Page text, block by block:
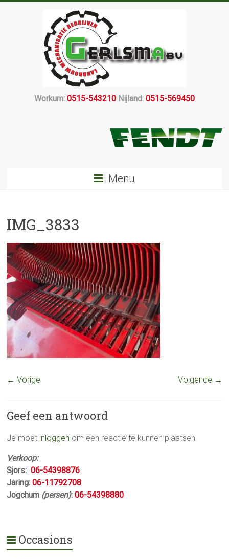
Workum: 0515-543210Nijland: 0515-569450
Menu
IMG_3833
← Vorige Volgende →
Geef een antwoord
Je moet inloggen om een reactie te kunnen plaatsen.
Verkoop:
Sjors:06-54398876
Jaring:06-11792708
Jogchum (persen): 06-54398880
Occasions